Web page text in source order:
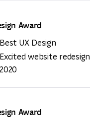
Award
Best UX Design
Excited website redesign
2020
Award